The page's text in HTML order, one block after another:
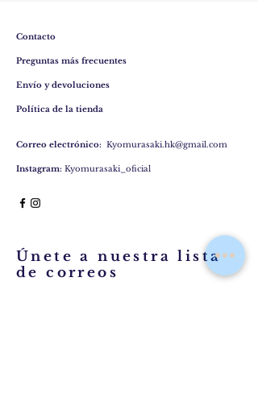
Contacto
Preguntas más frecuentes
Envío y devoluciones
Política de la tienda
Correo electrónico: Kyomurasaki.hk@gmail.com
Instagram: Kyomurasaki_oficial
Únete a nuestra lista
de correos